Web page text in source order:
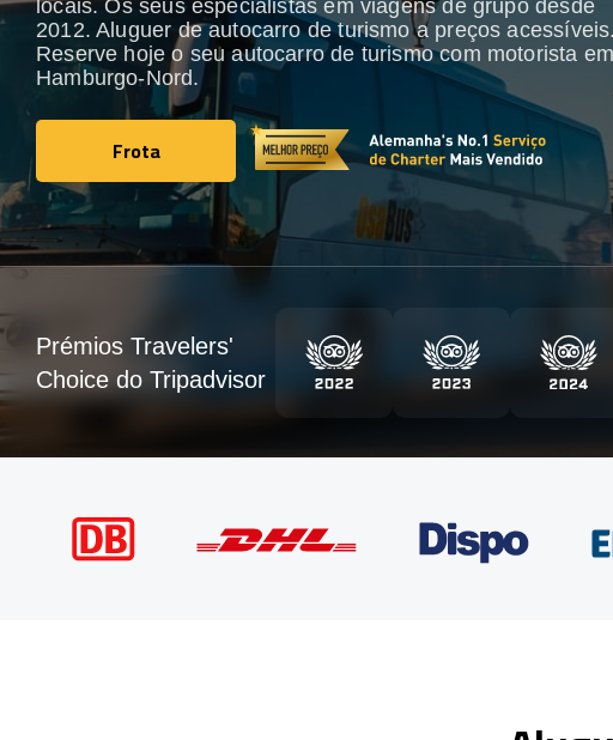
locais. Os seus especialistas em viagens de grupo desde
2012. Aluguer de autocarro de turismo a preços acessíveis.
Reserve hoje o seu autocarro de turismo com motorista em
Hamburgo-Nord.
Frota
Frota
Prémios Travelers'
Choice do Tripadvisor